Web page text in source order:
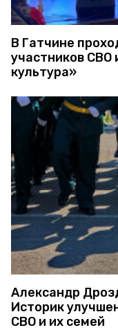
В Гатчине
участников СВО
культура»
Александр
Историк
СВО и их семей